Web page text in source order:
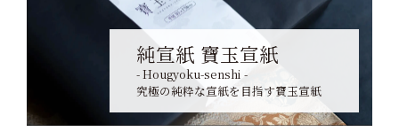
純宣紙 寶玉宣紙
- Hougyoku-senshi -
究極の純粋な宣紙を目指す寶玉宣紙